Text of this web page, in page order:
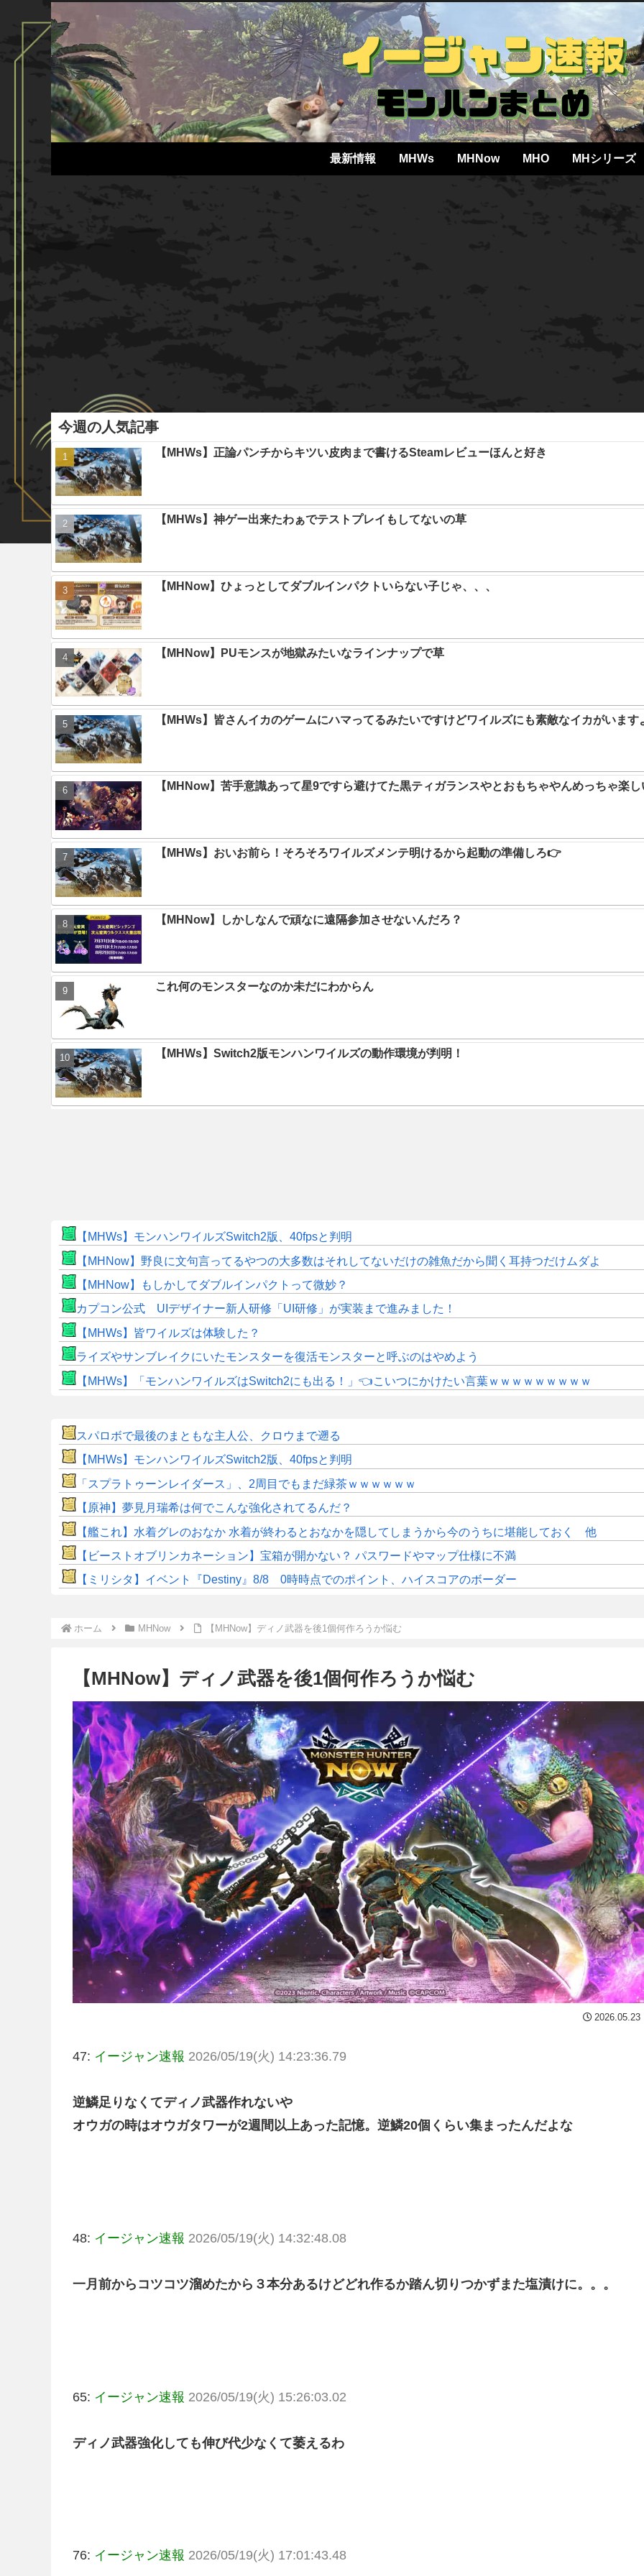
最新情報 MHWs MHNow MHO MHシリーズ
今週の人気記事
【MHWs】正論パンチからキツい皮肉まで書けるSteamレビューほんと好き
【MHWs】神ゲー出来たわぁでテストプレイもしてないの草
【MHNow】ひょっとしてダブルインパクトいらない子じゃ、、、
【MHNow】PUモンスが地獄みたいなラインナップで草
【MHWs】皆さんイカのゲームにハマってるみたいですけどワイルズにも素敵なイカがいます
【MHNow】苦手意識あって星9ですら避けてた黒ティガランスやとおもちゃやんめっちゃ楽し
【MHWs】おいお前ら！そろそろワイルズメンテ明けるから起動の準備しろ👉
【MHNow】しかしなんで頑なに遠隔参加させないんだろ？
これ何のモンスターなのか未だにわからん
【MHWs】Switch2版モンハンワイルズの動作環境が判明！
【MHWs】モンハンワイルズSwitch2版、40fpsと判明
【MHNow】野良に文句言ってるやつの大多数はそれしてないだけの雑魚だから聞く耳持つだけムダよ
【MHNow】もしかしてダブルインパクトって微妙？
カプコン公式 UIデザイナー新人研修「UI研修」が実装まで進みました！
【MHWs】皆ワイルズは体験した？
ライズやサンブレイクにいたモンスターを復活モンスターと呼ぶのはやめよう
【MHWs】「モンハンワイルズはSwitch2にも出る！」👈こいつにかけたい言葉ｗｗｗｗｗｗｗｗｗ
スパロボで最後のまともな主人公、クロウまで遡る
【MHWs】モンハンワイルズSwitch2版、40fpsと判明
「スプラトゥーンレイダース」、2周目でもまだ緑茶ｗｗｗｗｗｗ
【原神】夢見月瑞希は何でこんな強化されてるんだ？
【艦これ】水着グレのおなか 水着が終わるとおなかを隠してしまうから今のうちに堪能しておく 他
【ビーストオブリンカネーション】宝箱が開かない？ パスワードやマップ仕様に不満
【ミリシタ】イベント『Destiny』8/8 0時時点でのポイント、ハイスコアのボーダー
ホーム MHNow 【MHNow】ディノ武器を後1個何作ろうか悩む
【MHNow】ディノ武器を後1個何作ろうか悩む
2026.05.23
47: イージャン速報 2026/05/19(火) 14:23:36.79
逆鱗足りなくてディノ武器作れないや
オウガの時はオウガタワーが2週間以上あった記憶。逆鱗20個くらい集まったんだよな
48: イージャン速報 2026/05/19(火) 14:32:48.08
一月前からコツコツ溜めたから３本分あるけどどれ作るか踏ん切りつかずまた塩漬けに。。。
65: イージャン速報 2026/05/19(火) 15:26:03.02
ディノ武器強化しても伸び代少なくて萎えるわ
76: イージャン速報 2026/05/19(火) 17:01:43.48